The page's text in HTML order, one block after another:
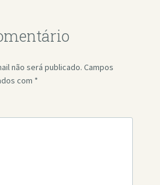
não será publicado. Campos
com *